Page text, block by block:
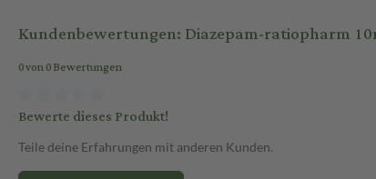
Kundenbewertungen: Diazepam-ratiopharm
0 von 0 Bewertungen
Bewerte dieses Produkt!
Teile deine Erfahrungen mit anderen Kunden.